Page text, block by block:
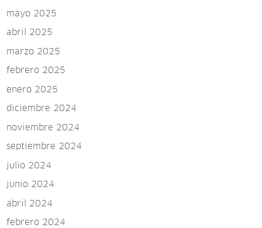
mayo 2025
abril 2025
marzo 2025
febrero 2025
enero 2025
diciembre 2024
noviembre 2024
septiembre 2024
julio 2024
junio 2024
abril 2024
febrero 2024